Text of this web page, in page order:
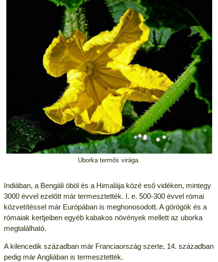
Uborka termős virága.
Indiában, a Bengáli öböl és a Himalája közé eső vidéken, mintegy
3000 évvel ezelőtt már termesztették. I. e. 500-300 évvel római
közvetítéssel már Európában is meghonosodott. A görögök és a
rómaiak kertjeiben egyéb kabakos növények mellett az uborka
megtalálható.
A kilencedik században már Franciaország szerte, 14. században
pedig már Angliában is termesztették.